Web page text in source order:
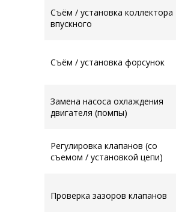
Съём / установка коллектора
впускного
Съём / установка форсунок
Замена насоса охлаждения
двигателя (помпы)
Регулировка клапанов (со
съемом / установкой цепи)
Проверка зазоров клапанов